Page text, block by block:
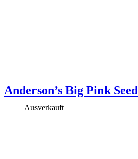
Anderson’s Big Pink
Ausverkauft